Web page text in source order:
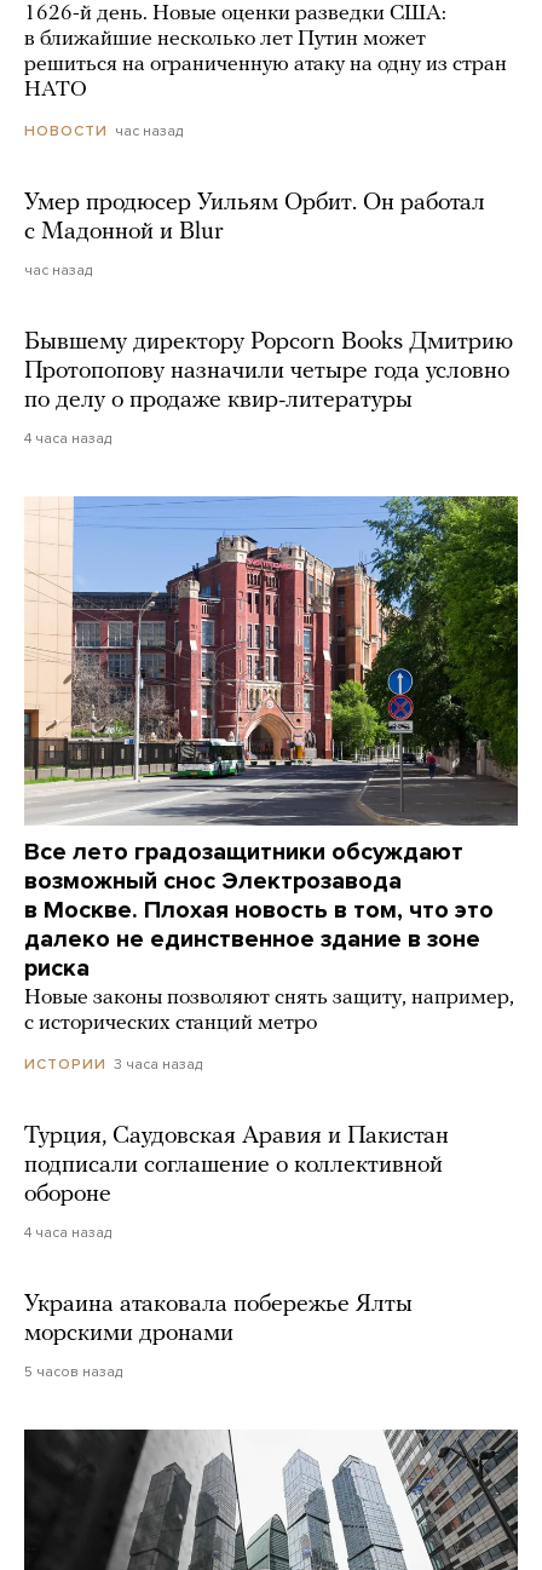
1626-й день. Новые оценки разведки США:
в ближайшие несколько лет Путин может
решиться на ограниченную атаку на одну из стран
НАТО
НОВОСТИ час назад
Умер продюсер Уильям Орбит. Он работал
с Мадонной и Blur
час назад
Бывшему директору Popcorn Books Дмитрию
Протопопову назначили четыре года условно
по делу о продаже квир-литературы
4 часа назад
Все лето градозащитники обсуждают
возможный снос Электрозавода
в Москве. Плохая новость в том, что это
далеко не единственное здание в зоне
риска
Новые законы позволяют снять защиту, например,
с исторических станций метро
ИСТОРИИ 3 часа назад
Турция, Саудовская Аравия и Пакистан
подписали соглашение о коллективной
обороне
4 часа назад
Украина атаковала побережье Ялты
морскими дронами
5 часов назад